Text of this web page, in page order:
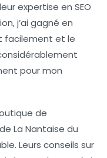
expertise en SEO
, j’ai gagné en
facilement et le
pour mon
de
La Nantaise du
Leurs conseils sur